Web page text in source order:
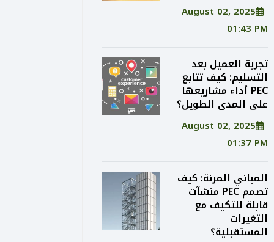
August 02, 2025
01:43 PM
تجربة العميل بعد
التسليم: كيف تتابع
PEC أداء مشاريعها
على المدى الطويل؟
August 02, 2025
01:37 PM
المباني المرنة: كيف
تصمم PEC منشآت
قابلة للتكيف مع
التغيرات
المستقبلية؟